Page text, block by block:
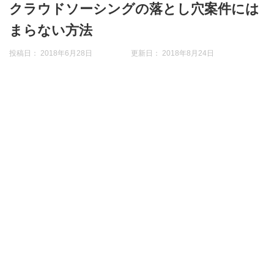
クラウドソーシングの落とし穴案件には
まらない方法
投稿日： 2018年6月28日 更新日： 2018年8月24日